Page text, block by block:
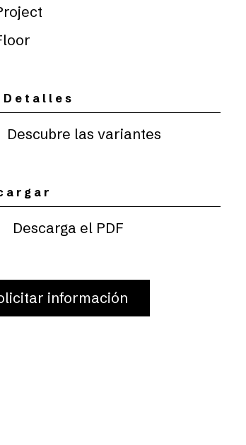
Detalles
Descubre las variantes
Descarga el PDF
información